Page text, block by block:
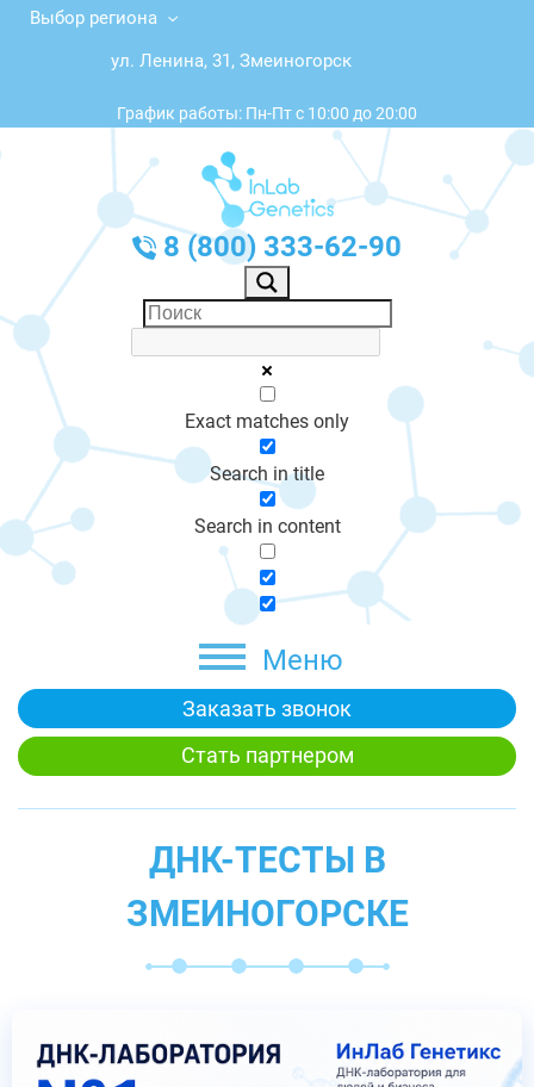
Выбор региона
ул. Ленина, 31, Змеиногорск
График работы: Пн-Пт с 10:00 до 20:00
8 (800) 333-62-90
Exact matches only
Search in title
Search in content
Меню
Заказать звонок
Стать партнером
ДНК-ТЕСТЫ В
ЗМЕИНОГОРСКЕ